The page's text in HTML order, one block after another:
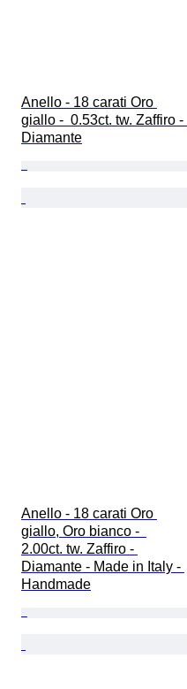
Anello - 18 carati Oro
giallo -  0.53ct. tw. Zaffiro -
Diamante
Anello - 18 carati Oro
giallo, Oro bianco -
2.00ct. tw. Zaffiro -
Diamante - Made in Italy -
Handmade